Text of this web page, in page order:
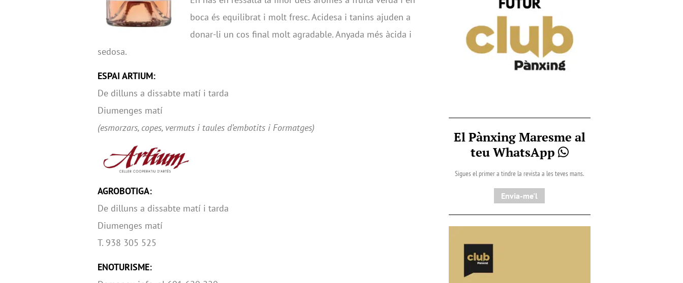
boca és equilibrat i molt fresc. Acidesa i tanins ajuden a
donar-li un cos final molt agradable. Anyada més àcida i
sedosa.
ESPAI ARTIUM:
De dilluns a dissabte matí i tarda
Diumenges matí
(esmorzars, copes, vermuts i taules d’embotits i Formatges)
AGROBOTIGA:
De dilluns a dissabte matí i tarda
Diumenges matí
T. 938 305 525
ENOTURISME:
El Pànxing Maresme al
teu WhatsApp
Sigues el primer a tindre la revista a les teves mans.
Envia-me'l